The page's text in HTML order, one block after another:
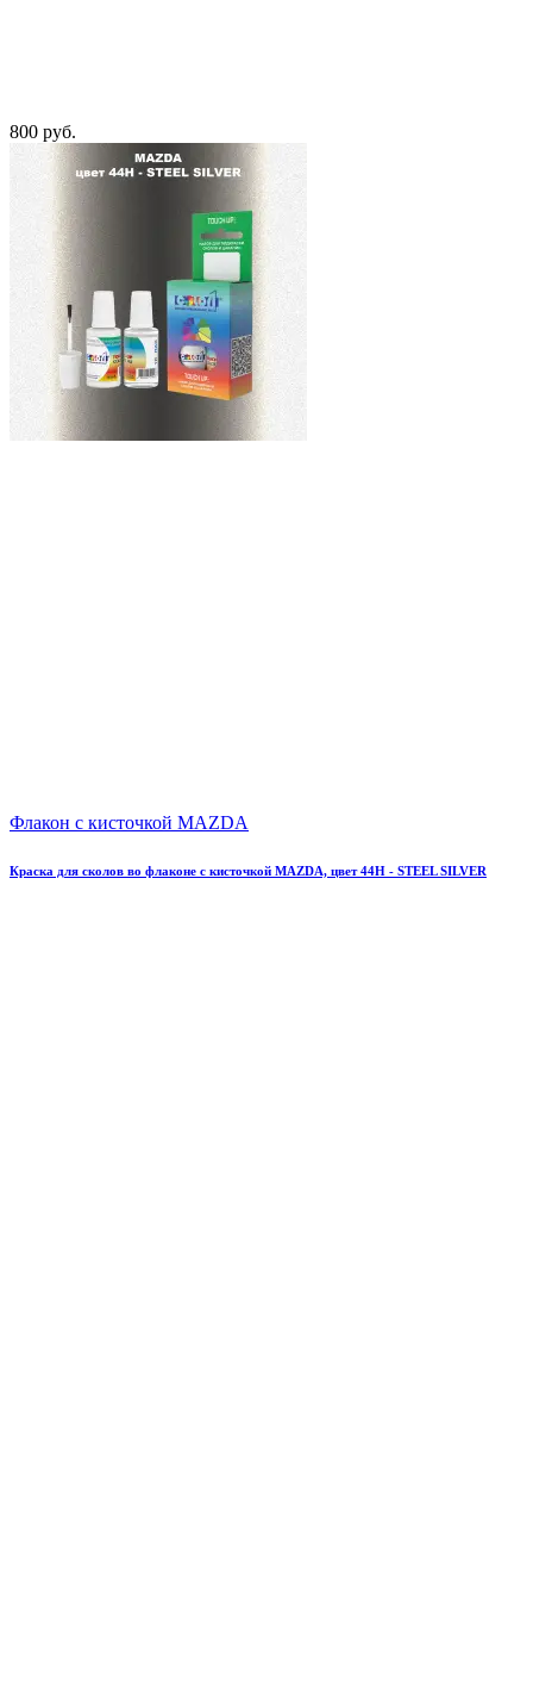
800 руб.
Флакон с кисточкой MAZDA
Краска для сколов во флаконе с кисточкой MAZDA, цвет 44H - STEEL SILVER